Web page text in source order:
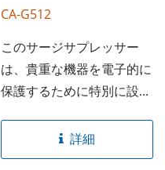
CA-G512
このサージサプレッサー
は、貴重な機器を電子的に
保護するために特別に設計
詳細